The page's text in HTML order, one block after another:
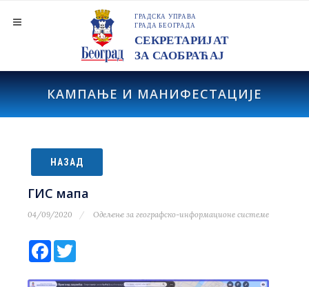
КАМПАЊЕ И МАНИФЕСТАЦИЈЕ
НАЗАД
ГИС мапа
04/09/2020 Одељење за географско-информационе системе
Facebook